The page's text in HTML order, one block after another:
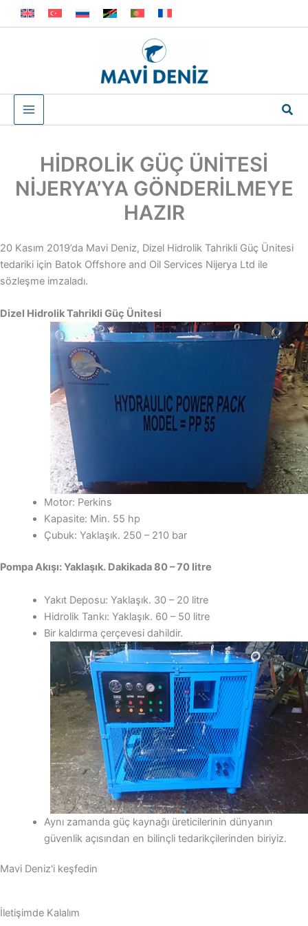
İçeriğe
atla
HİDROLİK GÜÇ ÜNİTESİ
NİJERYA’YA GÖNDERİLMEYE
HAZIR
20 Kasım 2019’da Mavi Deniz, Dizel Hidrolik Tahrikli Güç Ünitesi
tedariki için Batok Offshore and Oil Services Nijerya Ltd ile
sözleşme imzaladı.
Dizel Hidrolik Tahrikli Güç Ünitesi
Motor: Perkins
Kapasite: Min. 55 hp
Çubuk: Yaklaşık. 250 – 210 bar
Pompa Akışı: Yaklaşık. Dakikada 80 – 70 litre
Yakıt Deposu: Yaklaşık. 30 – 20 litre
Hidrolik Tankı: Yaklaşık. 60 – 50 litre
Bir kaldırma çerçevesi dahildir.
Aynı zamanda güç kaynağı üreticilerinin dünyanın
güvenlik açısından en bilinçli tedarikçilerinden biriyiz.
Mavi Deniz'i keşfedin
İletişimde Kalalım